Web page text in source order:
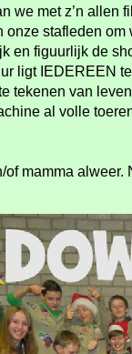
we met z’n allen
stafleden
en figuurlijk de
ligt IEDEREEN
tekenen van
al volle
mamma